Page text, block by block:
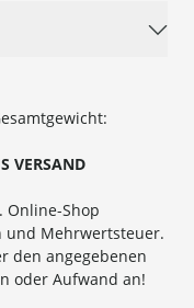
VERSAND
Online-Shop
und Mehrwertsteuer.
den angegebenen
oder Aufwand an!